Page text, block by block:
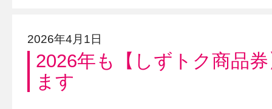
2026年4月1日
2026年も【しずトク商品
ます